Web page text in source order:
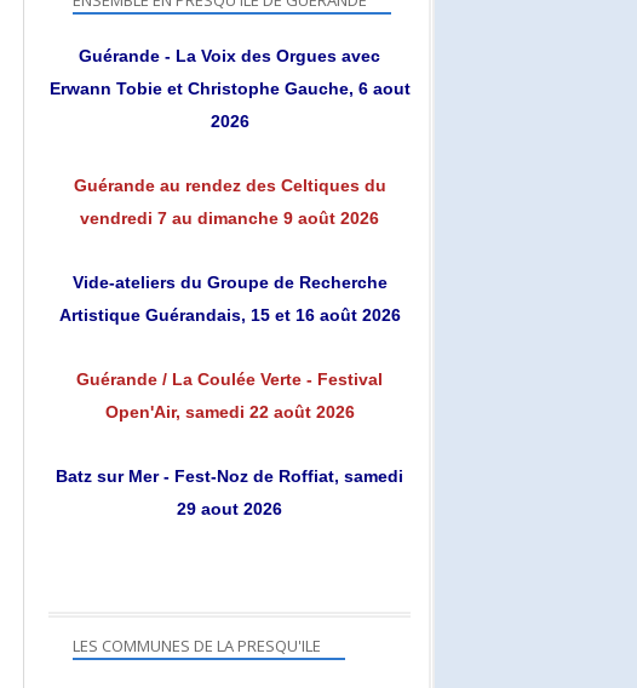
Guérande - La Voix des Orgues avec
Erwann Tobie et Christophe Gauche, 6 aout
2026
Guérande au rendez des Celtiques du
vendredi 7 au dimanche 9 août 2026
Vide-ateliers du Groupe de Recherche
Artistique Guérandais, 15 et 16 août 2026
Guérande / La Coulée Verte - Festival
Open'Air, samedi 22 août 2026
Batz sur Mer - Fest-Noz de Roffiat, samedi
29 aout 2026
LES COMMUNES DE LA PRESQU'ILE